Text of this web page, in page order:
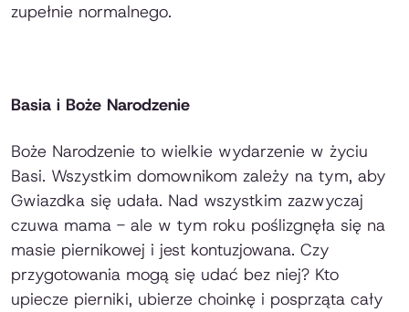
zupełnie normalnego.
Basia i Boże Narodzenie
Boże Narodzenie to wielkie wydarzenie w życiu
Basi. Wszystkim domownikom zależy na tym, aby
Gwiazdka się udała. Nad wszystkim zazwyczaj
czuwa mama - ale w tym roku poślizgnęła się na
masie piernikowej i jest kontuzjowana. Czy
przygotowania mogą się udać bez niej? Kto
upiecze pierniki, ubierze choinkę i posprząta cały